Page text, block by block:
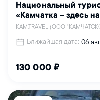
Национальный
«Камчатка – здесь
KAM.TRAVEL (ООО
Ближайшая дата: 06
130 000 ₽